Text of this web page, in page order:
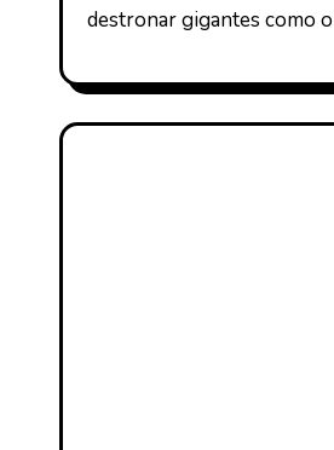
destronar gigantes como